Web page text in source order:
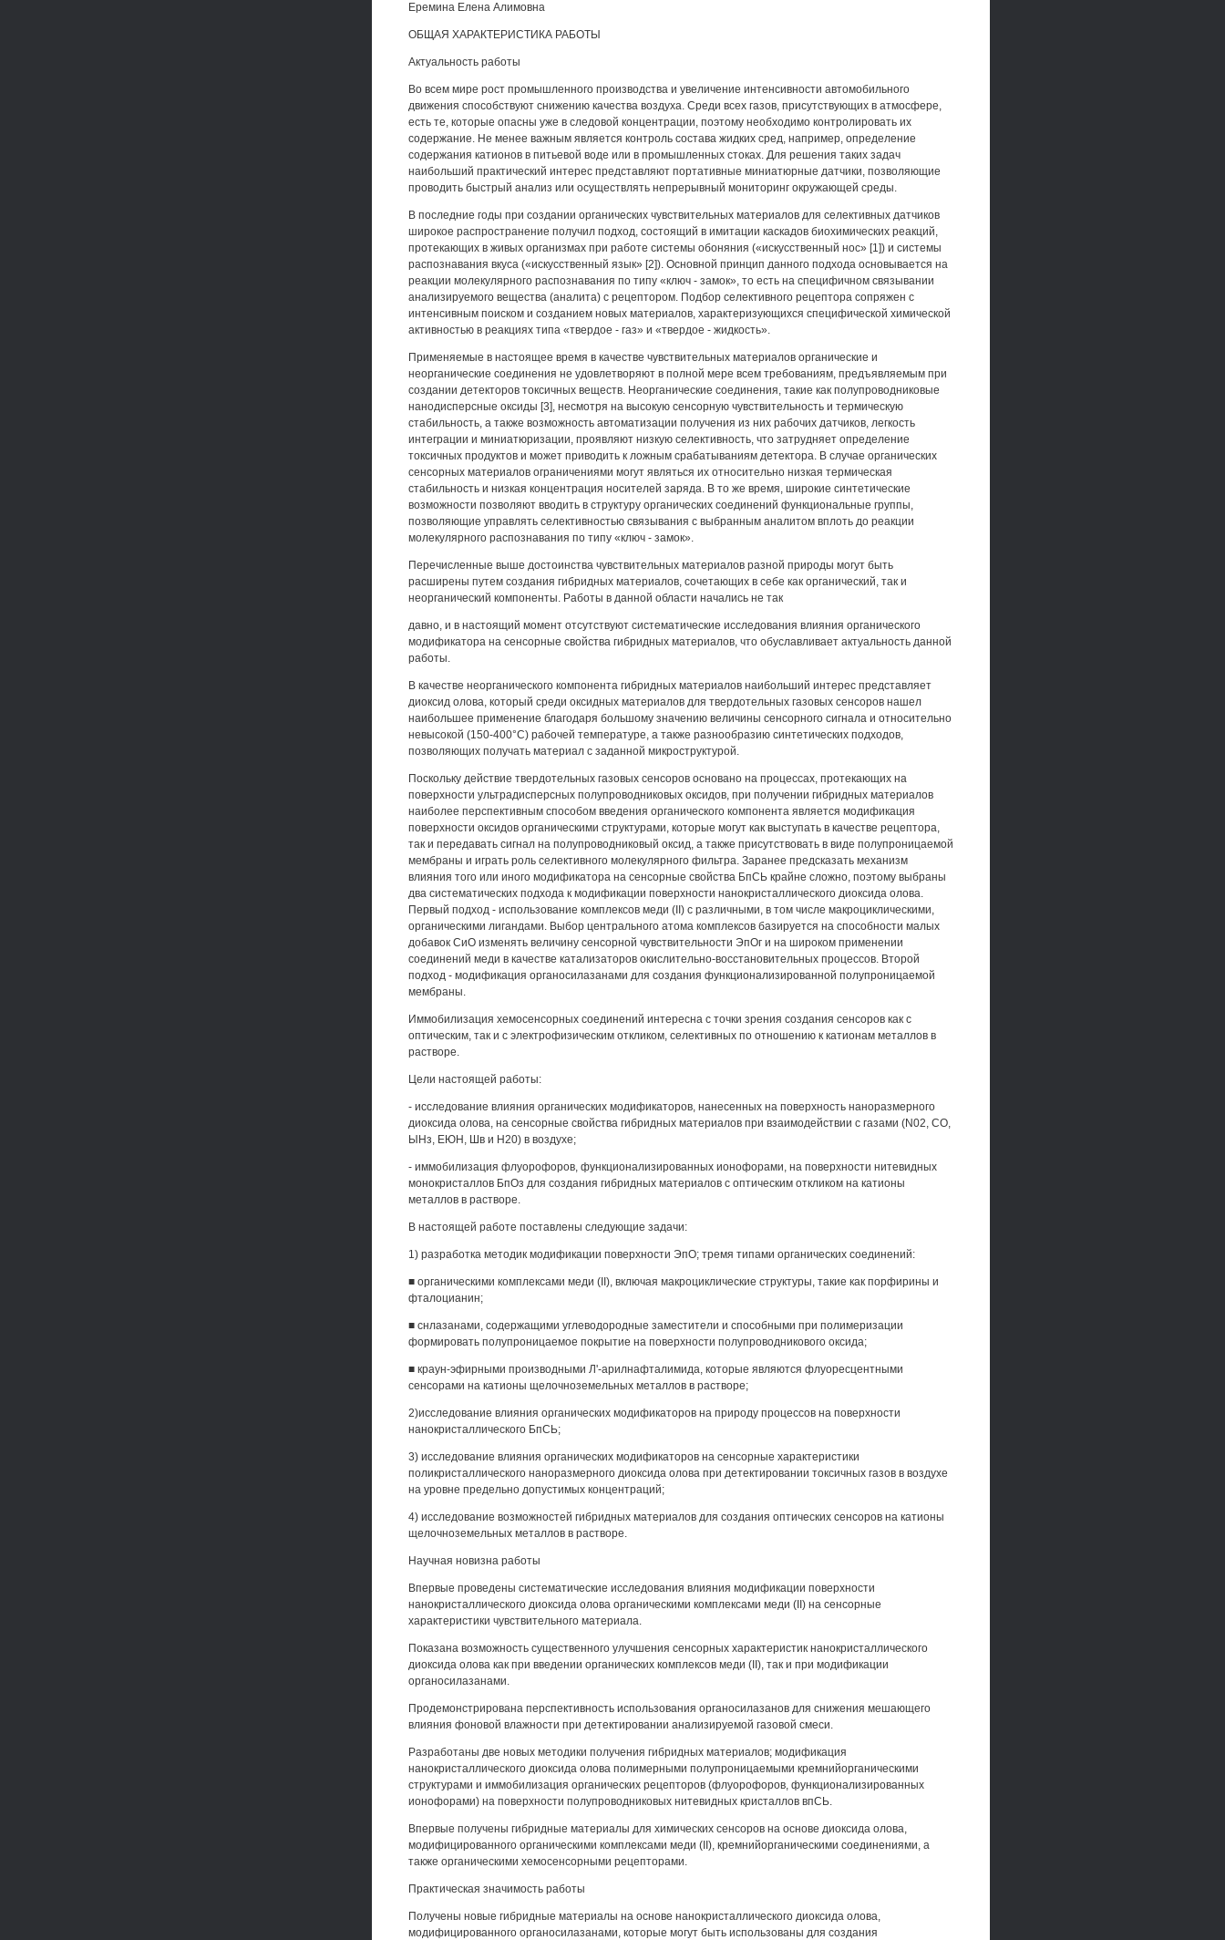
Еремина Елена Алимовна
ОБЩАЯ ХАРАКТЕРИСТИКА РАБОТЫ
Актуальность работы
Во всем мире рост промышленного производства и увеличение интенсивности автомобильного
движения способствуют снижению качества воздуха. Среди всех газов, присутствующих в атмосфере,
есть те, которые опасны уже в следовой концентрации, поэтому необходимо контролировать их
содержание. Не менее важным является контроль состава жидких сред, например, определение
содержания катионов в питьевой воде или в промышленных стоках. Для решения таких задач
наибольший практический интерес представляют портативные миниатюрные датчики, позволяющие
проводить быстрый анализ или осуществлять непрерывный мониторинг окружающей среды.
В последние годы при создании органических чувствительных материалов для селективных датчиков
широкое распространение получил подход, состоящий в имитации каскадов биохимических реакций,
протекающих в живых организмах при работе системы обоняния («искусственный нос» [1]) и системы
распознавания вкуса («искусственный язык» [2]). Основной принцип данного подхода основывается на
реакции молекулярного распознавания по типу «ключ - замок», то есть на специфичном связывании
анализируемого вещества (аналита) с рецептором. Подбор селективного рецептора сопряжен с
интенсивным поиском и созданием новых материалов, характеризующихся специфической химической
активностью в реакциях типа «твердое - газ» и «твердое - жидкость».
Применяемые в настоящее время в качестве чувствительных материалов органические и
неорганические соединения не удовлетворяют в полной мере всем требованиям, предъявляемым при
создании детекторов токсичных веществ. Неорганические соединения, такие как полупроводниковые
нанодисперсные оксиды [3], несмотря на высокую сенсорную чувствительность и термическую
стабильность, а также возможность автоматизации получения из них рабочих датчиков, легкость
интеграции и миниатюризации, проявляют низкую селективность, что затрудняет определение
токсичных продуктов и может приводить к ложным срабатываниям детектора. В случае органических
сенсорных материалов ограничениями могут являться их относительно низкая термическая
стабильность и низкая концентрация носителей заряда. В то же время, широкие синтетические
возможности позволяют вводить в структуру органических соединений функциональные группы,
позволяющие управлять селективностью связывания с выбранным аналитом вплоть до реакции
молекулярного распознавания по типу «ключ - замок».
Перечисленные выше достоинства чувствительных материалов разной природы могут быть
расширены путем создания гибридных материалов, сочетающих в себе как органический, так и
неорганический компоненты. Работы в данной области начались не так
давно, и в настоящий момент отсутствуют систематические исследования влияния органического
модификатора на сенсорные свойства гибридных материалов, что обуславливает актуальность данной
работы.
В качестве неорганического компонента гибридных материалов наибольший интерес представляет
диоксид олова, который среди оксидных материалов для твердотельных газовых сенсоров нашел
наибольшее применение благодаря большому значению величины сенсорного сигнала и относительно
невысокой (150-400°С) рабочей температуре, а также разнообразию синтетических подходов,
позволяющих получать материал с заданной микроструктурой.
Поскольку действие твердотельных газовых сенсоров основано на процессах, протекающих на
поверхности ультрадисперсных полупроводниковых оксидов, при получении гибридных материалов
наиболее перспективным способом введения органического компонента является модификация
поверхности оксидов органическими структурами, которые могут как выступать в качестве рецептора,
так и передавать сигнал на полупроводниковый оксид, а также присутствовать в виде полупроницаемой
мембраны и играть роль селективного молекулярного фильтра. Заранее предсказать механизм
влияния того или иного модификатора на сенсорные свойства БпСЬ крайне сложно, поэтому выбраны
два систематических подхода к модификации поверхности нанокристаллического диоксида олова.
Первый подход - использование комплексов меди (II) с различными, в том числе макроциклическими,
органическими лигандами. Выбор центрального атома комплексов базируется на способности малых
добавок СиО изменять величину сенсорной чувствительности ЭпОг и на широком применении
соединений меди в качестве катализаторов окислительно-восстановительных процессов. Второй
подход - модификация органосилазанами для создания функционализированной полупроницаемой
мембраны.
Иммобилизация хемосенсорных соединений интересна с точки зрения создания сенсоров как с
оптическим, так и с электрофизическим откликом, селективных по отношению к катионам металлов в
растворе.
Цели настоящей работы:
- исследование влияния органических модификаторов, нанесенных на поверхность наноразмерного
диоксида олова, на сенсорные свойства гибридных материалов при взаимодействии с газами (N02, СО,
ЫНз, ЕЮН, Шв и Н20) в воздухе;
- иммобилизация флуорофоров, функционализированных ионофорами, на поверхности нитевидных
монокристаллов БпОз для создания гибридных материалов с оптическим откликом на катионы
металлов в растворе.
В настоящей работе поставлены следующие задачи:
1) разработка методик модификации поверхности ЭпО; тремя типами органических соединений:
■ органическими комплексами меди (II), включая макроциклические структуры, такие как порфирины и
фталоцианин;
■ снлазанами, содержащими углеводородные заместители и способными при полимеризации
формировать полупроницаемое покрытие на поверхности полупроводникового оксида;
■ краун-эфирными производными Л'-арилнафталимида, которые являются флуоресцентными
сенсорами на катионы щелочноземельных металлов в растворе;
2)исследование влияния органических модификаторов на природу процессов на поверхности
нанокристаллического БпСЬ;
3) исследование влияния органических модификаторов на сенсорные характеристики
поликристаллического наноразмерного диоксида олова при детектировании токсичных газов в воздухе
на уровне предельно допустимых концентраций;
4) исследование возможностей гибридных материалов для создания оптических сенсоров на катионы
щелочноземельных металлов в растворе.
Научная новизна работы
Впервые проведены систематические исследования влияния модификации поверхности
нанокристаллического диоксида олова органическими комплексами меди (II) на сенсорные
характеристики чувствительного материала.
Показана возможность существенного улучшения сенсорных характеристик нанокристаллического
диоксида олова как при введении органических комплексов меди (II), так и при модификации
органосилазанами.
Продемонстрирована перспективность использования органосилазанов для снижения мешающего
влияния фоновой влажности при детектировании анализируемой газовой смеси.
Разработаны две новых методики получения гибридных материалов; модификация
нанокристаллического диоксида олова полимерными полупроницаемыми кремнийорганическими
структурами и иммобилизация органических рецепторов (флуорофоров, функционализированных
ионофорами) на поверхности полупроводниковых нитевидных кристаллов впСЬ.
Впервые получены гибридные материалы для химических сенсоров на основе диоксида олова,
модифицированного органическими комплексами меди (II), кремнийорганическими соединениями, а
также органическими хемосенсорными рецепторами.
Практическая значимость работы
Получены новые гибридные материалы на основе нанокристаллического диоксида олова,
модифицированного органосилазанами, которые могут быть использованы для создания